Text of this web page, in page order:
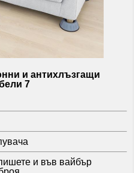
и антихлъзгащи
7
и във вайбър